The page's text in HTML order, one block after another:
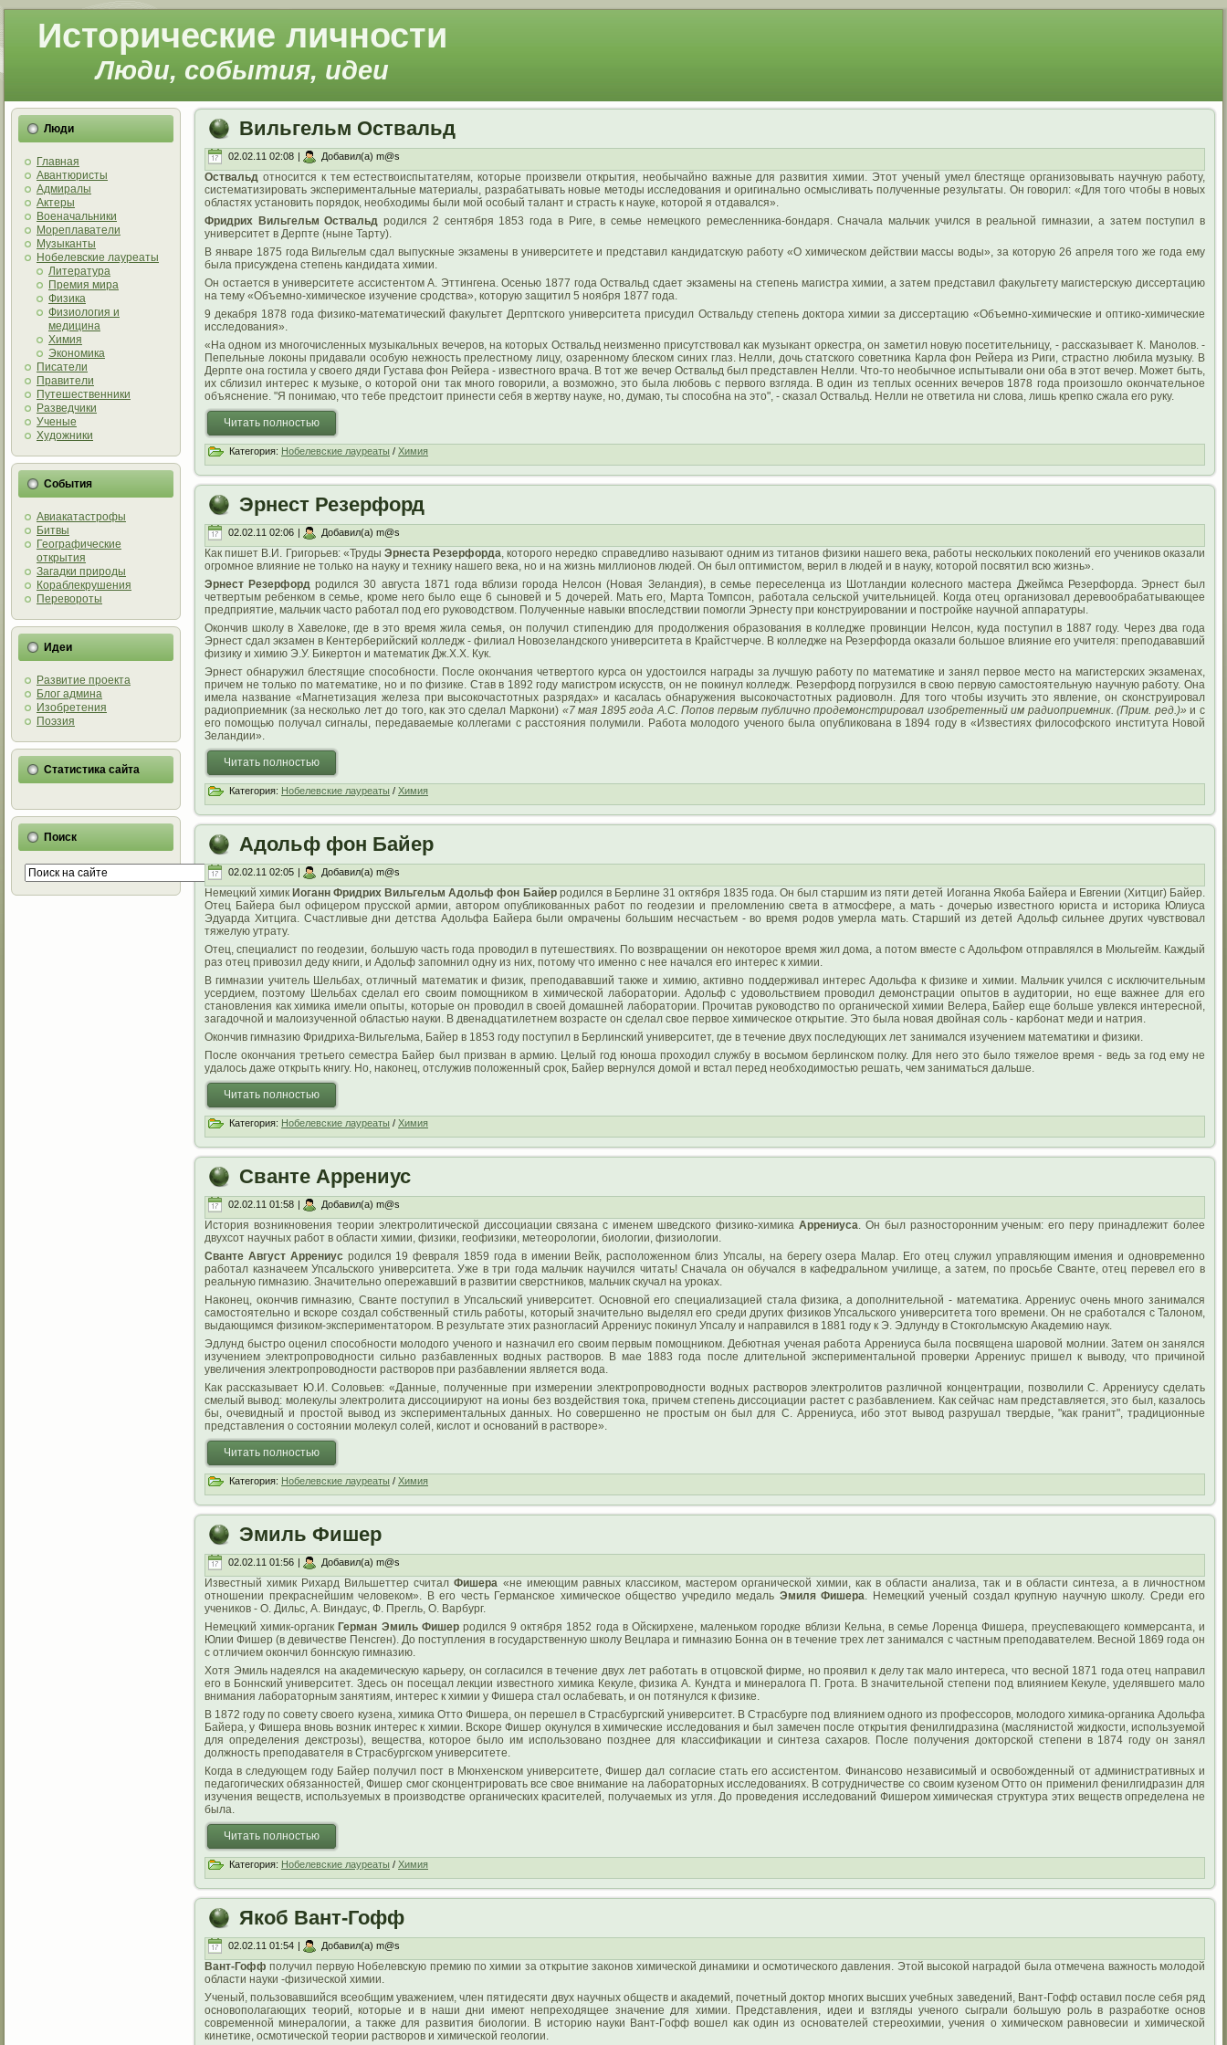
Исторические личности
Люди, события, идеи
Люди
Главная
Авантюристы
Адмиралы
Актеры
Военачальники
Мореплаватели
Музыканты
Нобелевские лауреаты
Литература
Премия мира
Физика
Физиология и
медицина
Химия
Экономика
Писатели
Правители
Путешественники
Разведчики
Ученые
Художники
События
Авиакатастрофы
Битвы
Географические
открытия
Загадки природы
Кораблекрушения
Перевороты
Идеи
Развитие проекта
Блог админа
Изобретения
Поэзия
Статистика сайта
Поиск
Вильгельм Оствальд
02.02.11 02:08 | Добавил(а) m@s
Оствальд относится к тем естествоиспытателям, которые произвели открытия, необычайно важные для развития химии. Этот ученый умел блестяще организовывать научную работу,
систематизировать экспериментальные материалы, разрабатывать новые методы исследования и оригинально осмысливать полученные результаты. Он говорил: «Для того чтобы в новых
областях установить порядок, необходимы были мой особый талант и страсть к науке, которой я отдавался».
Фридрих Вильгельм Оствальд родился 2 сентября 1853 года в Риге, в семье немецкого ремесленника-бондаря. Сначала мальчик учился в реальной гимназии, а затем поступил в
университет в Дерпте (ныне Тарту).
В январе 1875 года Вильгельм сдал выпускные экзамены в университете и представил кандидатскую работу «О химическом действии массы воды», за которую 26 апреля того же года ему
была присуждена степень кандидата химии.
Он остается в университете ассистентом А. Эттингена. Осенью 1877 года Оствальд сдает экзамены на степень магистра химии, а затем представил факультету магистерскую диссертацию
на тему «Объемно-химическое изучение сродства», которую защитил 5 ноября 1877 года.
9 декабря 1878 года физико-математический факультет Дерптского университета присудил Оствальду степень доктора химии за диссертацию «Объемно-химические и оптико-химические
исследования».
«На одном из многочисленных музыкальных вечеров, на которых Оствальд неизменно присутствовал как музыкант оркестра, он заметил новую посетительницу, - рассказывает К. Манолов. -
Пепельные локоны придавали особую нежность прелестному лицу, озаренному блеском синих глаз. Нелли, дочь статского советника Карла фон Рейера из Риги, страстно любила музыку. В
Дерпте она гостила у своего дяди Густава фон Рейера - известного врача. В тот же вечер Оствальд был представлен Нелли. Что-то необычное испытывали они оба в этот вечер. Может быть,
их сблизил интерес к музыке, о которой они так много говорили, а возможно, это была любовь с первого взгляда. В один из теплых осенних вечеров 1878 года произошло окончательное
объяснение. "Я понимаю, что тебе предстоит принести себя в жертву науке, но, думаю, ты способна на это", - сказал Оствальд. Нелли не ответила ни слова, лишь крепко сжала его руку.
Читать полностью
Категория: Нобелевские лауреаты / Химия
Эрнест Резерфорд
02.02.11 02:06 | Добавил(а) m@s
Как пишет В.И. Григорьев: «Труды Эрнеста Резерфорда, которого нередко справедливо называют одним из титанов физики нашего века, работы нескольких поколений его учеников оказали
огромное влияние не только на науку и технику нашего века, но и на жизнь миллионов людей. Он был оптимистом, верил в людей и в науку, которой посвятил всю жизнь».
Эрнест Резерфорд родился 30 августа 1871 года вблизи города Нелсон (Новая Зеландия), в семье переселенца из Шотландии колесного мастера Джеймса Резерфорда. Эрнест был
четвертым ребенком в семье, кроме него было еще 6 сыновей и 5 дочерей. Мать его, Марта Томпсон, работала сельской учительницей. Когда отец организовал деревообрабатывающее
предприятие, мальчик часто работал под его руководством. Полученные навыки впоследствии помогли Эрнесту при конструировании и постройке научной аппаратуры.
Окончив школу в Хавелоке, где в это время жила семья, он получил стипендию для продолжения образования в колледже провинции Нелсон, куда поступил в 1887 году. Через два года
Эрнест сдал экзамен в Кентерберийский колледж - филиал Новозеландского университета в Крайстчерче. В колледже на Резерфорда оказали большое влияние его учителя: преподававший
физику и химию Э.У. Бикертон и математик Дж.Х.Х. Кук.
Эрнест обнаружил блестящие способности. После окончания четвертого курса он удостоился награды за лучшую работу по математике и занял первое место на магистерских экзаменах,
причем не только по математике, но и по физике. Став в 1892 году магистром искусств, он не покинул колледж. Резерфорд погрузился в свою первую самостоятельную научную работу. Она
имела название «Магнетизация железа при высокочастотных разрядах» и касалась обнаружения высокочастотных радиоволн. Для того чтобы изучить это явление, он сконструировал
радиоприемник (за несколько лет до того, как это сделал Маркони) «7 мая 1895 года А.С. Попов первым публично продемонстрировал изобретенный им радиоприемник. (Прим. ред.)» и с
его помощью получал сигналы, передаваемые коллегами с расстояния полумили. Работа молодого ученого была опубликована в 1894 году в «Известиях философского института Новой
Зеландии».
Читать полностью
Категория: Нобелевские лауреаты / Химия
Адольф фон Байер
02.02.11 02:05 | Добавил(а) m@s
Немецкий химик Иоганн Фридрих Вильгельм Адольф фон Байерродился в Берлине 31 октября 1835 года. Он был старшим из пяти детей Иоганна Якоба Байера и Евгении (Хитциг) Байер.
Отец Байера был офицером прусской армии, автором опубликованных работ по геодезии и преломлению света в атмосфере, а мать - дочерью известного юриста и историка Юлиуса
Эдуарда Хитцига. Счастливые дни детства Адольфа Байера были омрачены большим несчастьем - во время родов умерла мать. Старший из детей Адольф сильнее других чувствовал
тяжелую утрату.
Отец, специалист по геодезии, большую часть года проводил в путешествиях. По возвращении он некоторое время жил дома, а потом вместе с Адольфом отправлялся в Мюльгейм. Каждый
раз отец привозил деду книги, и Адольф запомнил одну из них, потому что именно с нее начался его интерес к химии.
В гимназии учитель Шельбах, отличный математик и физик, преподававший также и химию, активно поддерживал интерес Адольфа к физике и химии. Мальчик учился с исключительным
усердием, поэтому Шельбах сделал его своим помощником в химической лаборатории. Адольф с удовольствием проводил демонстрации опытов в аудитории, но еще важнее для его
становления как химика имели опыты, которые он проводил в своей домашней лаборатории. Прочитав руководство по органической химии Велера, Байер еще больше увлекся интересной,
загадочной и малоизученной областью науки. В двенадцатилетнем возрасте он сделал свое первое химическое открытие. Это была новая двойная соль - карбонат меди и натрия.
Окончив гимназию Фридриха-Вильгельма, Байер в 1853 году поступил в Берлинский университет, где в течение двух последующих лет занимался изучением математики и физики.
После окончания третьего семестра Байер был призван в армию. Целый год юноша проходил службу в восьмом берлинском полку. Для него это было тяжелое время - ведь за год ему не
удалось даже открыть книгу. Но, наконец, отслужив положенный срок, Байер вернулся домой и встал перед необходимостью решать, чем заниматься дальше.
Читать полностью
Категория: Нобелевские лауреаты / Химия
Сванте Аррениус
02.02.11 01:58 | Добавил(а) m@s
История возникновения теории электролитической диссоциации связана с именем шведского физико-химика Аррениуса. Он был разносторонним ученым: его перу принадлежит более
двухсот научных работ в области химии, физики, геофизики, метеорологии, биологии, физиологии.
Сванте Август Аррениусродился 19 февраля 1859 года в имении Вейк, расположенном близ Упсалы, на берегу озера Малар. Его отец служил управляющим имения и одновременно
работал казначеем Упсальского университета. Уже в три года мальчик научился читать! Сначала он обучался в кафедральном училище, а затем, по просьбе Сванте, отец перевел его в
реальную гимназию. Значительно опережавший в развитии сверстников, мальчик скучал на уроках.
Наконец, окончив гимназию, Сванте поступил в Упсальский университет. Основной его специализацией стала физика, а дополнительной - математика. Аррениус очень много занимался
самостоятельно и вскоре создал собственный стиль работы, который значительно выделял его среди других физиков Упсальского университета того времени. Он не сработался с Талоном,
выдающимся физиком-экспериментатором. В результате этих разногласий Аррениус покинул Упсалу и направился в 1881 году к Э. Эдлунду в Стокгольмскую Академию наук.
Эдлунд быстро оценил способности молодого ученого и назначил его своим первым помощником. Дебютная ученая работа Аррениуса была посвящена шаровой молнии. Затем он занялся
изучением электропроводности сильно разбавленных водных растворов. В мае 1883 года после длительной экспериментальной проверки Аррениус пришел к выводу, что причиной
увеличения электропроводности растворов при разбавлении является вода.
Как рассказывает Ю.И. Соловьев: «Данные, полученные при измерении электропроводности водных растворов электролитов различной концентрации, позволили С. Аррениусу сделать
смелый вывод: молекулы электролита диссоциируют на ионы без воздействия тока, причем степень диссоциации растет с разбавлением. Как сейчас нам представляется, это был, казалось
бы, очевидный и простой вывод из экспериментальных данных. Но совершенно не простым он был для С. Аррениуса, ибо этот вывод разрушал твердые, "как гранит", традиционные
представления о состоянии молекул солей, кислот и оснований в растворе».
Читать полностью
Категория: Нобелевские лауреаты / Химия
Эмиль Фишер
02.02.11 01:56 | Добавил(а) m@s
Известный химик Рихард Вильшеттер считалФишера «не имеющим равных классиком, мастером органической химии, как в области анализа, так и в области синтеза, а в личностном
отношении прекраснейшим человеком». В его честь Германское химическое общество учредило медаль Эмиля Фишера. Немецкий ученый создал крупную научную школу. Среди его
учеников - О. Дильс, А. Виндаус, Ф. Прегль, О. Варбург.
Немецкий химик-органик Герман Эмиль Фишерродился 9 октября 1852 года в Ойскирхене, маленьком городке вблизи Кельна, в семье Лоренца Фишера, преуспевающего коммерсанта, и
Юлии Фишер (в девичестве Пенсген). До поступления в государственную школу Вецлара и гимназию Бонна он в течение трех лет занимался с частным преподавателем. Весной 1869 года он
с отличием окончил боннскую гимназию.
Хотя Эмиль надеялся на академическую карьеру, он согласился в течение двух лет работать в отцовской фирме, но проявил к делу так мало интереса, что весной 1871 года отец направил
его в Боннский университет. Здесь он посещал лекции известного химика Кекуле, физика А. Кундта и минералога П. Грота. В значительной степени под влиянием Кекуле, уделявшего мало
внимания лабораторным занятиям, интерес к химии у Фишера стал ослабевать, и он потянулся к физике.
В 1872 году по совету своего кузена, химика Отто Фишера, он перешел в Страсбургский университет. В Страсбурге под влиянием одного из профессоров, молодого химика-органика Адольфа
Байера, у Фишера вновь возник интерес к химии. Вскоре Фишер окунулся в химические исследования и был замечен после открытия фенилгидразина (маслянистой жидкости, используемой
для определения декстрозы), вещества, которое было им использовано позднее для классификации и синтеза сахаров. После получения докторской степени в 1874 году он занял
должность преподавателя в Страсбургском университете.
Когда в следующем году Байер получил пост в Мюнхенском университете, Фишер дал согласие стать его ассистентом. Финансово независимый и освобожденный от административных и
педагогических обязанностей, Фишер смог сконцентрировать все свое внимание на лабораторных исследованиях. В сотрудничестве со своим кузеном Отто он применил фенилгидразин для
изучения веществ, используемых в производстве органических красителей, получаемых из угля. До проведения исследований Фишером химическая структура этих веществ определена не
была.
Читать полностью
Категория: Нобелевские лауреаты / Химия
Якоб Вант-Гофф
02.02.11 01:54 | Добавил(а) m@s
Вант-Гофф получил первую Нобелевскую премию по химии за открытие законов химической динамики и осмотического давления. Этой высокой наградой была отмечена важность молодой
области науки -физической химии.
Ученый, пользовавшийся всеобщим уважением, член пятидесяти двух научных обществ и академий, почетный доктор многих высших учебных заведений, Вант-Гофф оставил после себя ряд
основополагающих теорий, которые и в наши дни имеют непреходящее значение для химии. Представления, идеи и взгляды ученого сыграли большую роль в разработке основ
современной минералогии, а также для развития биологии. В историю науки Вант-Гофф вошел как один из основателей стереохимии, учения о химическом равновесии и химической
кинетике, осмотической теории растворов и химической геологии.